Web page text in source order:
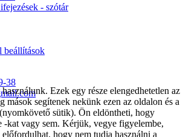
- szótár
beállítások
38
Ezek egy része elengedhetetlen az
mások segítenek nekünk ezen az oldalon és a
sütik). Ön eldöntheti, hogy
-kat vagy sem. Kérjük, vegye figyelembe,
hogy nem tudja használni a